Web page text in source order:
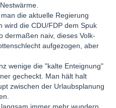
die aktuelle Regierung
wird die CDU/FDP dem Spuk
dermaßen naiv, dieses Volk-
aufgezogen, aber
wenige die "kalte Enteignung"
gecheckt. Man hält halt
zwischen der Urlaubsplanung